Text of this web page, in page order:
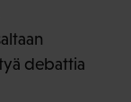
debattia